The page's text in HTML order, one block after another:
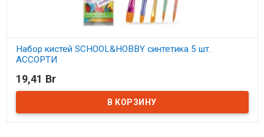
Набор кистей SCHOOL&HOBBY синтетика 5 шт.
АССОРТИ
В наличии
19,41 Br